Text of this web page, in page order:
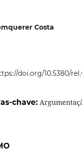
Costa
doi.org/10.5380/
chave: